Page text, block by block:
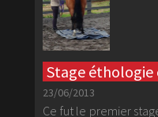
Stage éthologie
23/06/2013
Ce fut le premier